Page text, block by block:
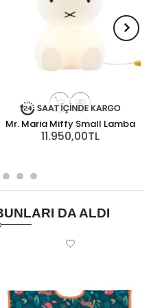
Mr. Maria Miffy Small Lamba
11.950,00TL
DA ALDI